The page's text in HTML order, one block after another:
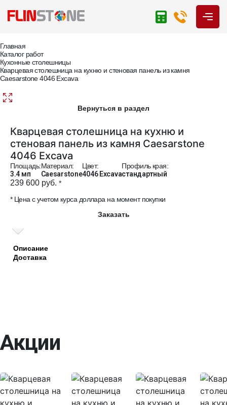
Главная
Каталог работ
Кухонные столешницы
Кварцевая столешница на кухню и стеновая панель из камня
Caesarstone 4046 Excava
Вернуться в раздел
Кварцевая столешница на кухню и
стеновая панель из камня Caesarstone
4046 Excava
Площадь:
3.4 мп
Материал:
Caesarstone
Цвет:
4046 Excava
Профиль края:
стандартный
239 600 руб. *
* Цена с учетом курса доллара на момент покупки
Заказать
Описание
Доставка
Акции